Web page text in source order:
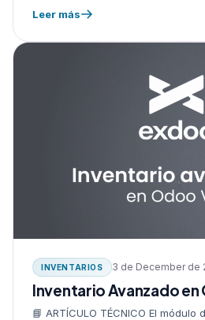
recurrente: renovaciones,
métricas SaaS — sin…
Leer más
INVENTARIOS 3 de December de
Inventario Avanzado en
📘 ARTÍCULO TÉCNICO El